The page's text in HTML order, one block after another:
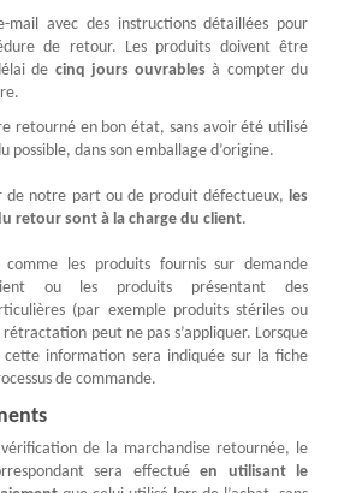
mail avec des instructions détaillées pour
de retour. Les produits doivent être
de cinq jours ouvrables à compter du
retourné en bon état, sans avoir été utilisé
possible, dans son emballage d’origine.
de notre part ou de produit défectueux, les
retour sont à la charge du client.
comme les produits fournis sur demande
ou les produits présentant des
(par exemple produits stériles ou
peut ne pas s’appliquer. Lorsque
cette information sera indiquée sur la fiche
de commande.
de la marchandise retournée, le
sera effectué en utilisant le